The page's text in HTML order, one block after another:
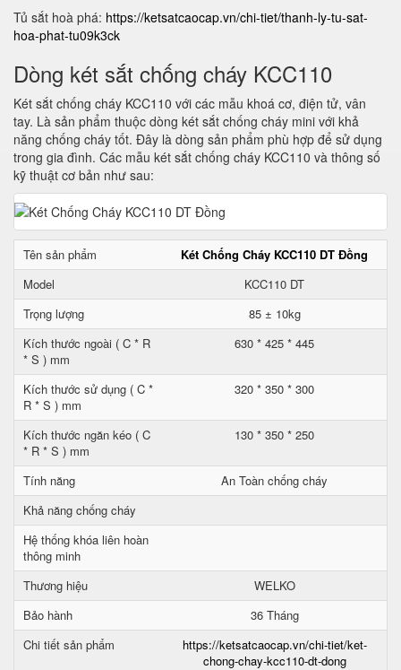
Tủ sắt hoà phá: https://ketsatcaocap.vn/chi-tiet/thanh-ly-tu-sat-
hoa-phat-tu09k3ck
Dòng két sắt chống cháy KCC110
Két sắt chống cháy KCC110 với các mẫu khoá cơ, điện tử, vân
tay. Là sản phẩm thuộc dòng két sắt chống cháy mini với khả
năng chống cháy tốt. Đây là dòng sản phẩm phù hợp để sử dụng
trong gia đình. Các mẫu két sắt chống cháy KCC110 và thông số
kỹ thuật cơ bản như sau:
Tên sản phẩm
Két Chống Cháy KCC110 DT Đồng
Model
KCC110 DT
Trọng lượng
85 ± 10kg
Kích thước ngoài ( C * R
* S ) mm
630 * 425 * 445
Kích thước sử dụng ( C *
R * S ) mm
320 * 350 * 300
Kích thước ngăn kéo ( C
* R * S ) mm
130 * 350 * 250
Tính năng
An Toàn chống cháy
Khả năng chống cháy
Hệ thống khóa liên hoàn
thông minh
Thương hiệu
WELKO
Bảo hành
36 Tháng
Chi tiết sản phẩm
https://ketsatcaocap.vn/chi-tiet/ket-
chong-chay-kcc110-dt-dong